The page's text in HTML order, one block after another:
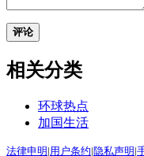
评论
相关分类
环球热点
加国生活
法律申明 |用户条约|隐私声明 |